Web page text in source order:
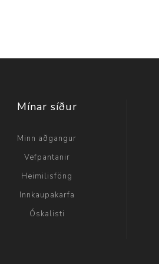
Mínar síður
Minn aðgangur
Vefpantanir
Heimilisföng
Innkaupakarfa
Óskalisti